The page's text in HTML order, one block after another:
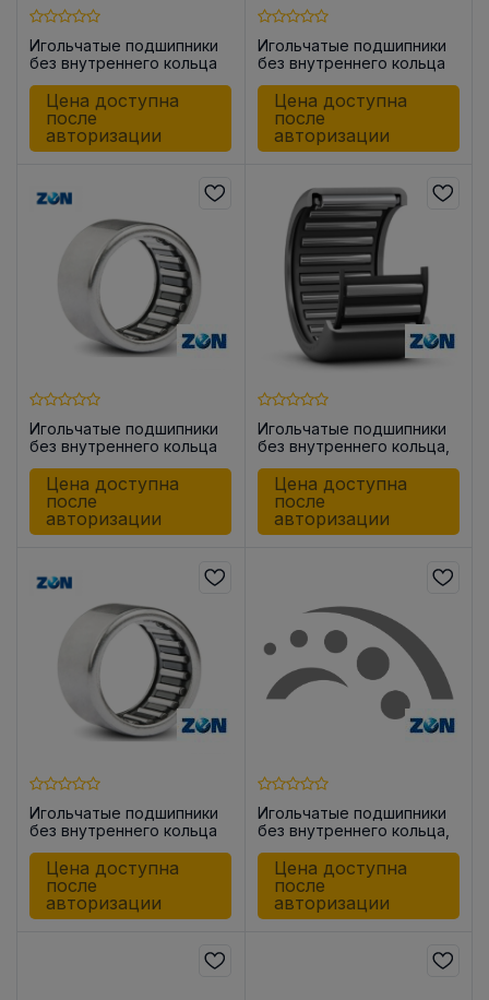
Игольчатые подшипники
без внутреннего кольца
Цена доступна
после
авторизации
Игольчатые подшипники
без внутреннего кольца
Цена доступна
после
авторизации
Игольчатые подшипники
без внутреннего кольца
HK0912
Цена доступна
после
авторизации
Игольчатые подшипники
без внутреннего кольца,
закрытые с одной
стороны BK0810
Цена доступна
после
авторизации
Игольчатые подшипники
без внутреннего кольца
Цена доступна
после
авторизации
Игольчатые подшипники
без внутреннего кольца,
стороны BK0709
Цена доступна
после
авторизации